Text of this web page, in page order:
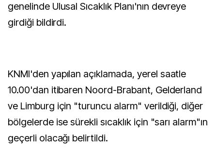
genelinde Ulusal Sıcaklık Planı'nın devreye
girdiği bildirdi.
KNMI'den yapılan açıklamada, yerel saatle
10.00'dan itibaren Noord-Brabant, Gelderland
ve Limburg için "turuncu alarm" verildiği, diğer
bölgelerde ise sürekli sıcaklık için "sarı alarm"ın
geçerli olacağı belirtildi.